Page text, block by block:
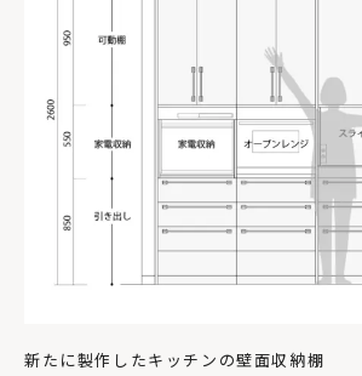
新たに製作したキッチンの壁面収納棚